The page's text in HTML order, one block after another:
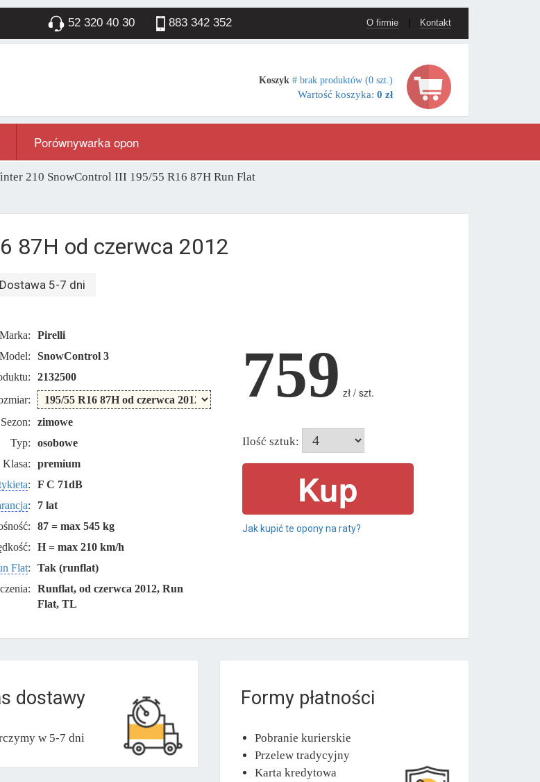
52 320 40 30 883 342 352 O firmie Kontakt
Koszyk # brak produktów (0 szt.)
Wartość koszyka: 0 zł
Porównywarka opon
210 SnowControl III 195/55 R16 87H Run Flat
87H od czerwca 2012
Dostawa 5-7 dni
Marka:
Pirelli
Model:
SnowControl 3
2132500
Sezon:
zimowe
Typ:
osobowe
Klasa:
premium
:
F C 71dB
:
7 lat
87 = max 545 kg
H = max 210 km/h
Flat:
Tak (runflat)
Runflat, od czerwca 2012, Run
Flat, TL
759 zł / szt.
Ilość sztuk:
Jak kupić te opony na raty?
dostawy
w 5-7 dni
Formy płatności
Pobranie kurierskie
Przelew tradycyjny
Karta kredytowa